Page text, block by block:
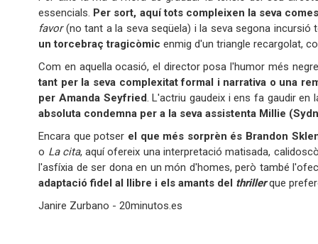
essencials. Per sort, aquí tots compleixen la seva
favor(no tant a la seva seqüela) i la seva segona
un torcebraç tragicòmic enmig d'un triangle recargolat,
Com en aquella ocasió, el director posa l'humor més
tant per la seva complexitat formal i narrativa o una
per Amanda Seyfried. L'actriu gaudeix i ens fa gaudir
absoluta condemna per a la seva assistenta Millie
Encara que potser el que més sorprèn és Brandon
o La cita, aquí ofereix una interpretació matisada,
l'asfíxia de ser dona en un món d'homes, però també
adaptació fidel al llibre i els amants del thrillerque
Janire Zurbano - 20minutos.es